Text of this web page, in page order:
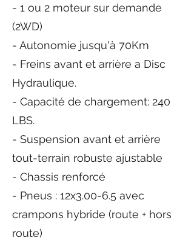
- 1 ou 2 moteur sur demande
(2WD)
- Autonomie jusqu'à 70Km
- Freins avant et arrière a Disc
Hydraulique.
- Capacité de chargement: 240
LBS.
- Suspension avant et arrière
tout-terrain robuste ajustable
- Chassis renforcé
- Pneus : 12x3.00-6.5 avec
crampons hybride (route + hors
route)